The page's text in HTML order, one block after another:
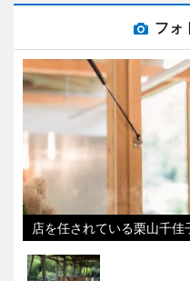
フォ
店を任されている栗山千佳